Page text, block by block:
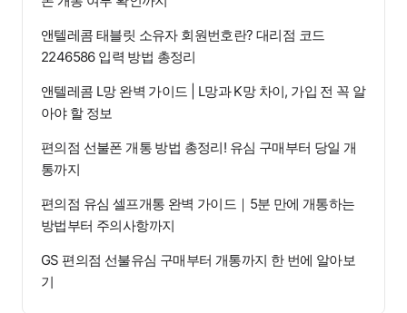
앤텔레콤 태블릿 소유자 회원번호란? 대리점 코드
2246586 입력 방법 총정리
앤텔레콤 L망 완벽 가이드 | L망과 K망 차이, 가입 전 꼭 알
아야 할 정보
편의점 선불폰 개통 방법 총정리! 유심 구매부터 당일 개
통까지
편의점 유심 셀프개통 완벽 가이드｜5분 만에 개통하는
방법부터 주의사항까지
GS 편의점 선불유심 구매부터 개통까지 한 번에 알아보
기